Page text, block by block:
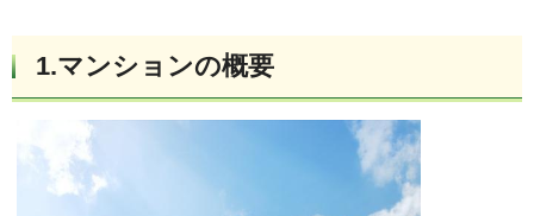
1.マンションの概要